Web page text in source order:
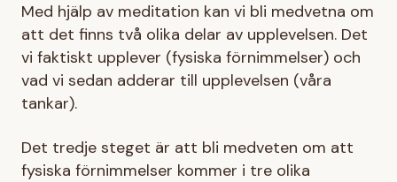
Med hjälp av meditation kan vi bli medvetna om
att det finns två olika delar av upplevelsen. Det
vi faktiskt upplever (fysiska förnimmelser) och
vad vi sedan adderar till upplevelsen (våra
tankar).
Det tredje steget är att bli medveten om att
fysiska förnimmelser kommer i tre olika